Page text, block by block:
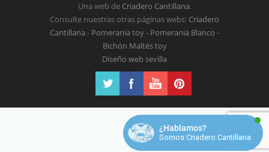
Una web de Criadero Cantillana.
Consulte nuestras otras páginas webs: Criadero
Cantillana - Pomerania toy- Pomerania Blanco -
Bichón Maltés toy
Diseño web sevilla
¿Hablamos?
Somos Criadero Cantillana